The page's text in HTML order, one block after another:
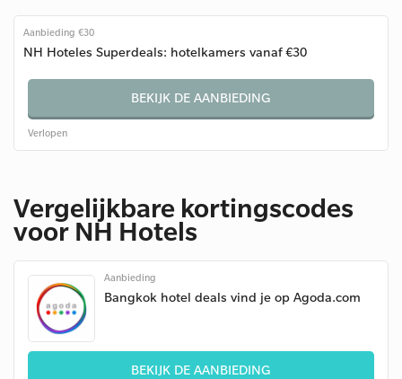
Aanbieding €30
NH Hoteles Superdeals: hotelkamers vanaf €30
BEKIJK DE AANBIEDING
Verlopen
Vergelijkbare kortingscodes
voor NH Hotels
Aanbieding
Bangkok hotel deals vind je op Agoda.com
BEKIJK DE AANBIEDING